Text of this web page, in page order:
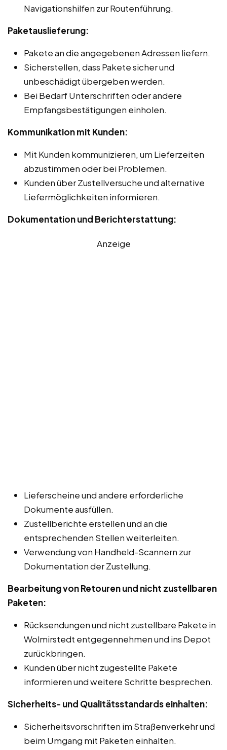
Navigationshilfen zur Routenführung.
Paketauslieferung:
Pakete an die angegebenen Adressen liefern.
Sicherstellen, dass Pakete sicher und
unbeschädigt übergeben werden.
Bei Bedarf Unterschriften oder andere
Empfangsbestätigungen einholen.
Kommunikation mit Kunden:
Mit Kunden kommunizieren, um Lieferzeiten
abzustimmen oder bei Problemen.
Kunden über Zustellversuche und alternative
Liefermöglichkeiten informieren.
Dokumentation und Berichterstattung:
Anzeige
Lieferscheine und andere erforderliche
Dokumente ausfüllen.
Zustellberichte erstellen und an die
entsprechenden Stellen weiterleiten.
Verwendung von Handheld-Scannern zur
Dokumentation der Zustellung.
Bearbeitung von Retouren und nicht zustellbaren
Paketen:
Rücksendungen und nicht zustellbare Pakete in
Wolmirstedt entgegennehmen und ins Depot
zurückbringen.
Kunden über nicht zugestellte Pakete
informieren und weitere Schritte besprechen.
Sicherheits- und Qualitätsstandards einhalten:
Sicherheitsvorschriften im Straßenverkehr und
beim Umgang mit Paketen einhalten.